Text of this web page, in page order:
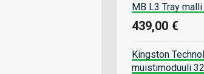
MB L3 Tray
439,00 €
Kingston
muistimoduuli